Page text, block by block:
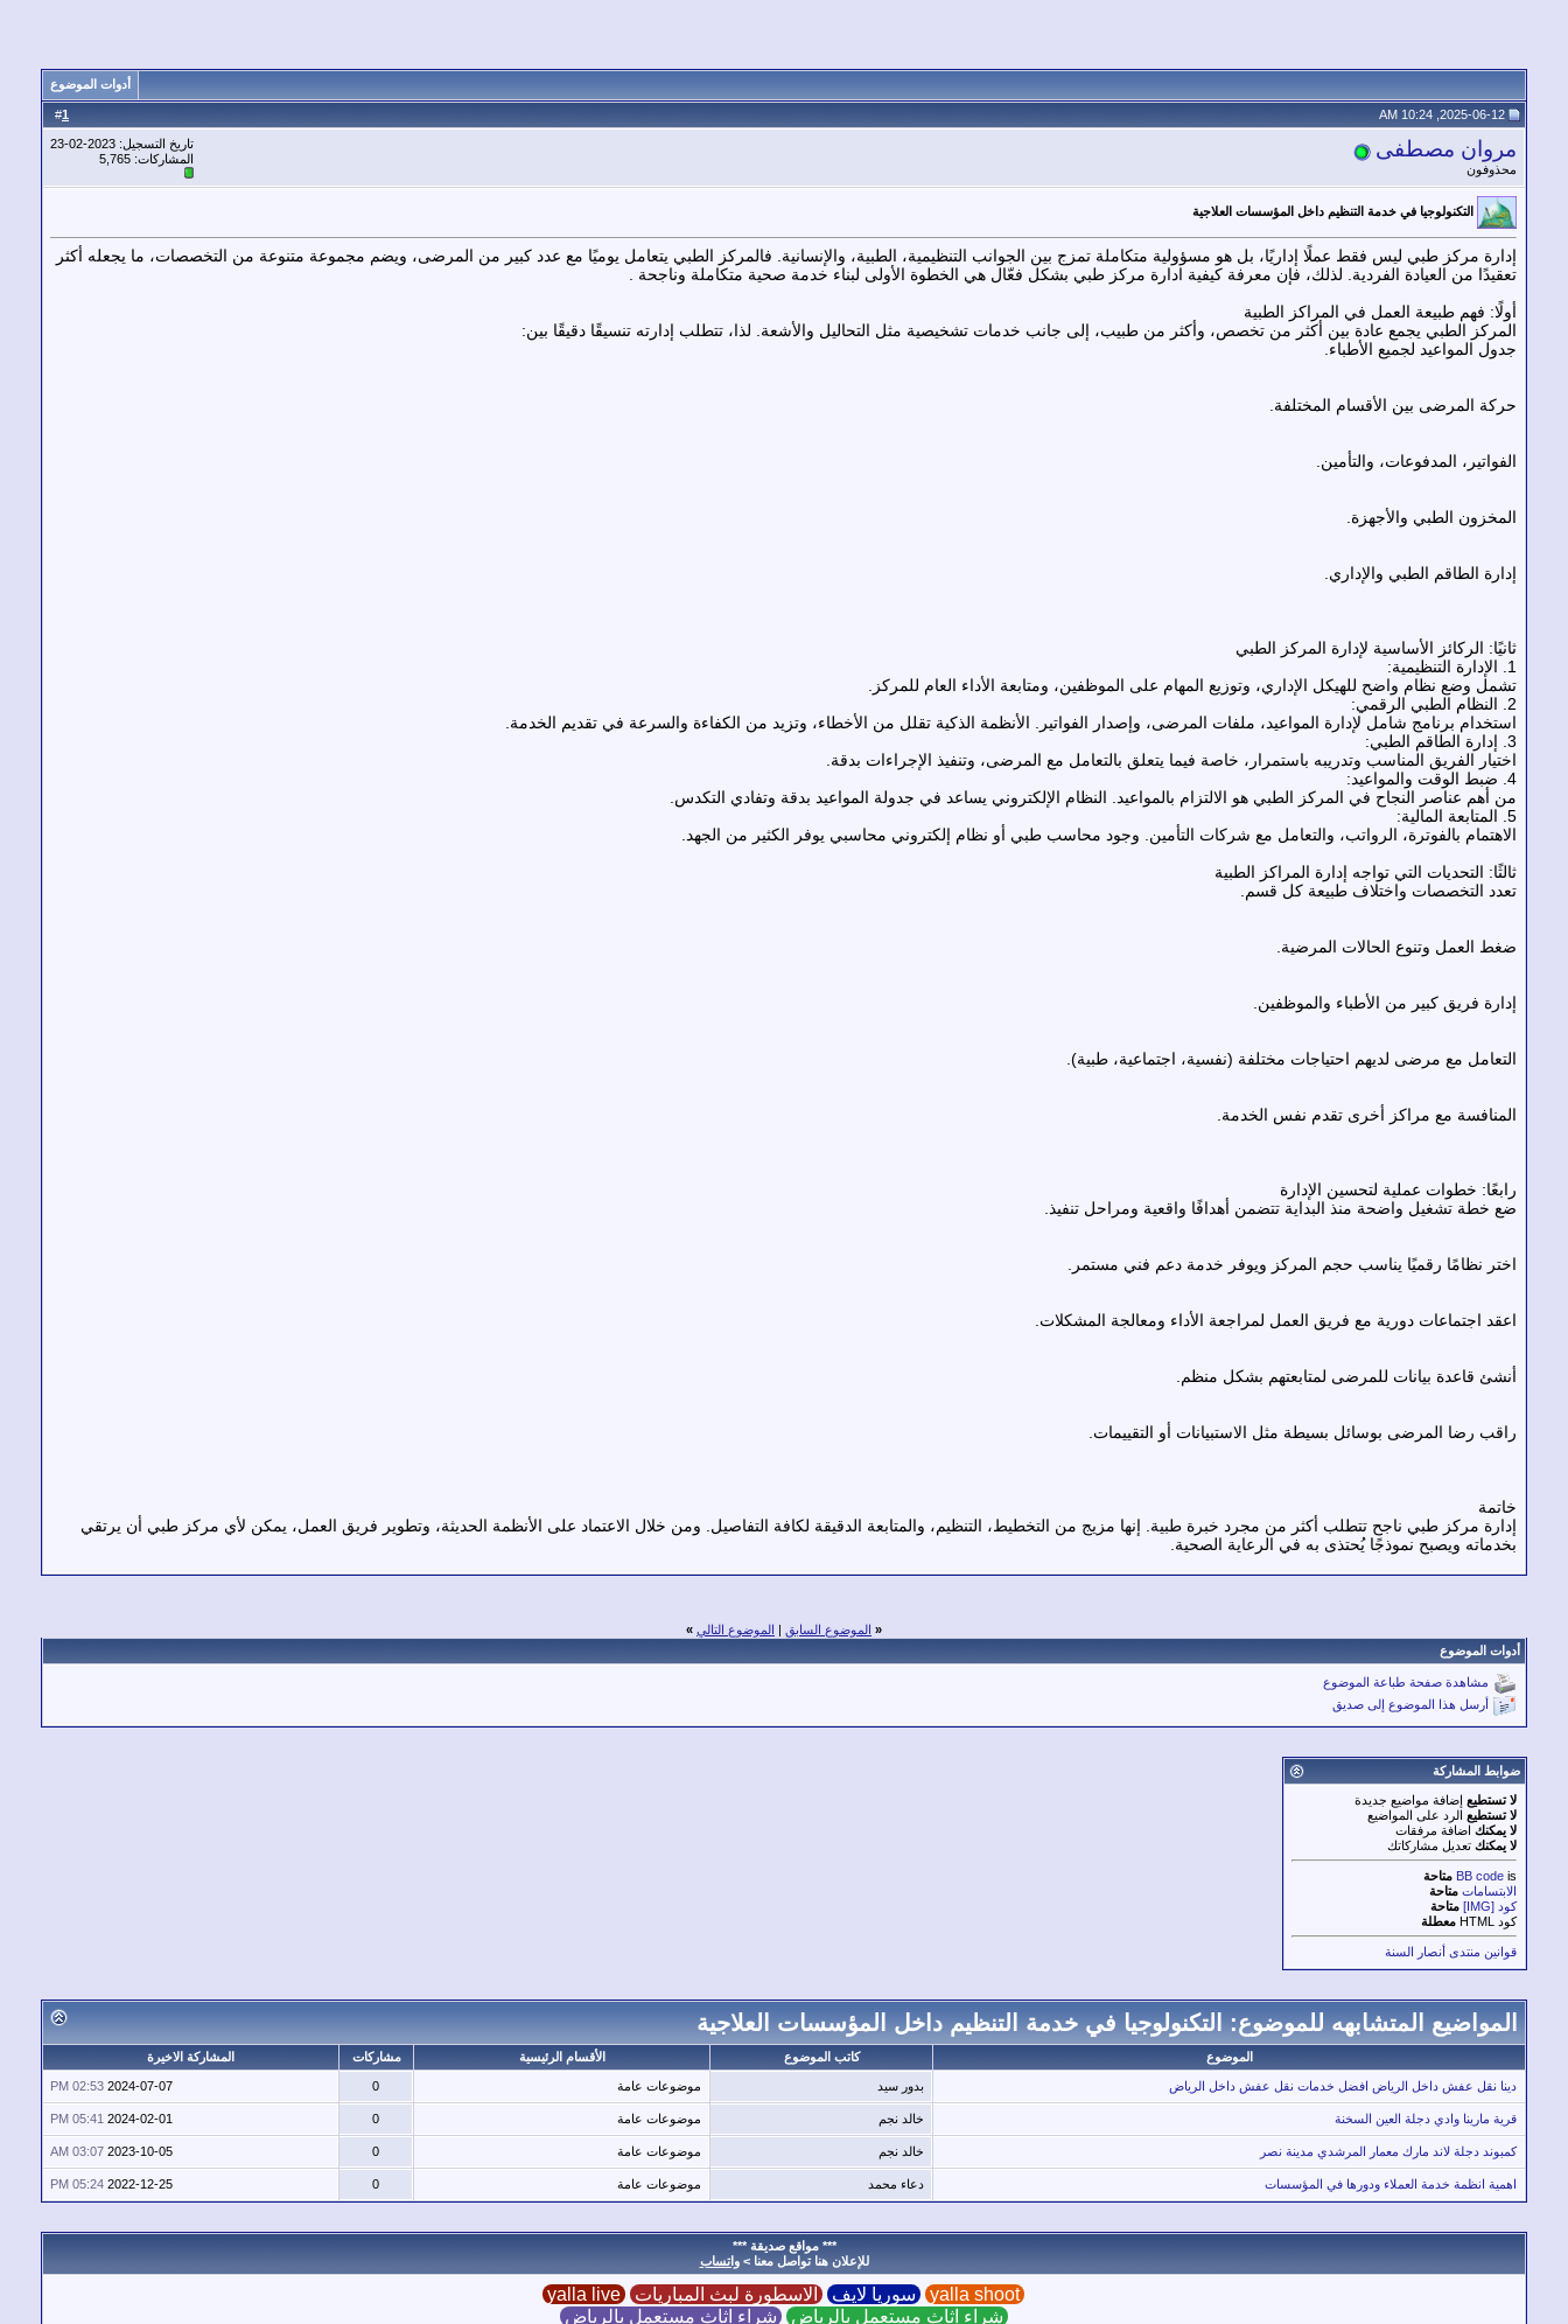
أدوات الموضوع
1
مروان مصطفى
محذوفون
تاريخ التسجيل: 2023-02-23
المشاركات: 5,765
التكنولوجيا في خدمة التنظيم داخل المؤسسات العلاجية
إدارة مركز طبي ليس فقط عملًا إداريًا، بل هو مسؤولية متكاملة تمزج بين الجوانب التنظيمية، الطبية، والإنسانية. فالمركز الطبي يتعامل يوميًا مع عدد كبير من المرضى، ويضم مجموعة متنوعة من التخصصات، ما يجعله أكثر
تعقيدًا من العيادة الفردية. لذلك، فإن معرفة كيفية ادارة مركز طبي بشكل فعّال هي الخطوة الأولى لبناء خدمة صحية متكاملة وناجحة .
أولًا: فهم طبيعة العمل في المراكز الطبية
المركز الطبي يجمع عادة بين أكثر من تخصص، وأكثر من طبيب، إلى جانب خدمات تشخيصية مثل التحاليل والأشعة. لذا، تتطلب إدارته تنسيقًا دقيقًا بين:
جدول المواعيد لجميع الأطباء.
حركة المرضى بين الأقسام المختلفة.
الفواتير، المدفوعات، والتأمين.
المخزون الطبي والأجهزة.
إدارة الطاقم الطبي والإداري.
ثانيًا: الركائز الأساسية لإدارة المركز الطبي
1. الإدارة التنظيمية:
تشمل وضع نظام واضح للهيكل الإداري، وتوزيع المهام على الموظفين، ومتابعة الأداء العام للمركز.
2. النظام الطبي الرقمي:
استخدام برنامج شامل لإدارة المواعيد، ملفات المرضى، وإصدار الفواتير. الأنظمة الذكية تقلل من الأخطاء، وتزيد من الكفاءة والسرعة في تقديم الخدمة.
3. إدارة الطاقم الطبي:
اختيار الفريق المناسب وتدريبه باستمرار، خاصة فيما يتعلق بالتعامل مع المرضى، وتنفيذ الإجراءات بدقة.
4. ضبط الوقت والمواعيد:
من أهم عناصر النجاح في المركز الطبي هو الالتزام بالمواعيد. النظام الإلكتروني يساعد في جدولة المواعيد بدقة وتفادي التكدس.
5. المتابعة المالية:
الاهتمام بالفوترة، الرواتب، والتعامل مع شركات التأمين. وجود محاسب طبي أو نظام إلكتروني محاسبي يوفر الكثير من الجهد.
ثالثًا: التحديات التي تواجه إدارة المراكز الطبية
تعدد التخصصات واختلاف طبيعة كل قسم.
ضغط العمل وتنوع الحالات المرضية.
إدارة فريق كبير من الأطباء والموظفين.
التعامل مع مرضى لديهم احتياجات مختلفة (نفسية، اجتماعية، طبية).
المنافسة مع مراكز أخرى تقدم نفس الخدمة.
رابعًا: خطوات عملية لتحسين الإدارة
ضع خطة تشغيل واضحة منذ البداية تتضمن أهدافًا واقعية ومراحل تنفيذ.
اختر نظامًا رقميًا يناسب حجم المركز ويوفر خدمة دعم فني مستمر.
اعقد اجتماعات دورية مع فريق العمل لمراجعة الأداء ومعالجة المشكلات.
أنشئ قاعدة بيانات للمرضى لمتابعتهم بشكل منظم.
راقب رضا المرضى بوسائل بسيطة مثل الاستبيانات أو التقييمات.
خاتمة
إدارة مركز طبي ناجح تتطلب أكثر من مجرد خبرة طبية. إنها مزيج من التخطيط، التنظيم، والمتابعة الدقيقة لكافة التفاصيل. ومن خلال الاعتماد على الأنظمة الحديثة، وتطوير فريق العمل، يمكن لأي مركز طبي أن يرتقي
بخدماته ويصبح نموذجًا يُحتذى به في الرعاية الصحية.
« الموضوع السابق | الموضوع التالي »
أدوات الموضوع
مشاهدة صفحة طباعة الموضوع
أرسل هذا الموضوع إلى صديق
ضوابط المشاركة
لا تستطيع إضافة مواضيع جديدة
لا تستطيع الرد على المواضيع
لا يمكنك اضافة مرفقات
لا يمكنك تعديل مشاركاتك
BB code is
متاحة
الابتسامات متاحة
كود [IMG]
متاحة
كود HTML
معطلة
قوانين منتدى أنصار السنة
المواضيع المتشابهه للموضوع: التكنولوجيا في خدمة التنظيم داخل المؤسسات العلاجية
الموضوع كاتب الموضوع الأقسام الرئيسية مشاركات المشاركة الاخيرة
دينا نقل عفش داخل الرياض افضل خدمات نقل عفش داخل الرياض بدور سيد موضوعات عامة 0
2024-07-07
02:53 PM
قرية مارينا وادي دجلة العين السخنة خالد نجم موضوعات عامة 0
2024-02-01
05:41 PM
كمبوند دجلة لاند مارك معمار المرشدي مدينة نصر خالد نجم موضوعات عامة 0
2023-10-05
03:07 AM
اهمية انظمة خدمة العملاء ودورها في المؤسسات دعاء محمد موضوعات عامة 0
2022-12-25
05:24 PM
*** مواقع صديقة ***
للإعلان هنا تواصل معنا >واتساب
yalla shoot سوريا لايف الاسطورة لبث المباريات yalla live
شراء اثاث مستعمل بالرياض شراء اثاث مستعمل بالرياض